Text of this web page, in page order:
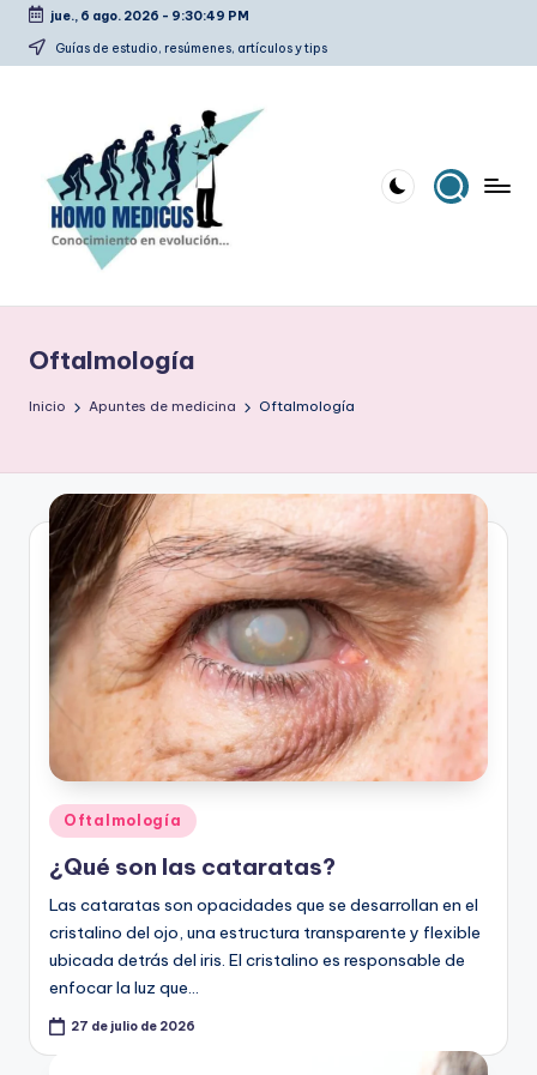
Saltar
jue., 6 ago. 2026 - 9:30:50 PM
Guías de estudio, resúmenes, artículos y tips
m
o
e
d
ic
u
s
estudio,
resúmenes,
artículos
Oftalmología
Inicio Apuntes de medicina Oftalmología
Publicado
en
Oftalmología
¿Qué son las cataratas?
Las cataratas son opacidades que se desarrollan en el
cristalino del ojo, una estructura transparente y flexible
ubicada detrás del iris. El cristalino es responsable de
enfocar la luz que…
27 de julio de 2026